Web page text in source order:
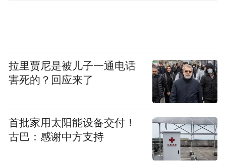
拉里贾尼是被儿子一通电话
害死的？回应来了
首批家用太阳能设备交付！
古巴：感谢中方支持